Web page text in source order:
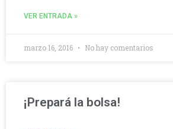
VER ENTRADA »
marzo 16, 2016 No hay comentarios
¡Prepará la bolsa!